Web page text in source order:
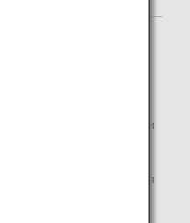
залом ожидания, если
платные залы ожидания
с информацией о
для рейсов,